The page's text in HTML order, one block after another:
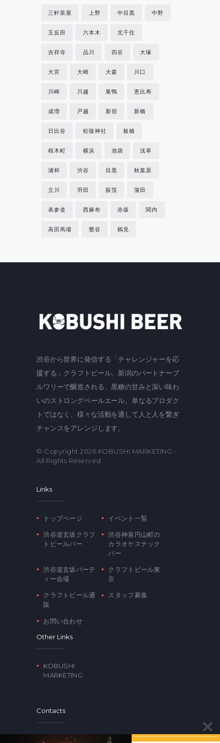
三軒茶屋 上野 中目黒 中野
五反田 六本木 北千住
吉祥寺 品川 四谷 大塚
大宮 大崎 大森 川口
川崎 川越 巣鴨 恵比寿
成増 戸越 新宿 新橋
日比谷 松陰神社 板橋
桜木町 横浜 池袋 浅草
浦和 渋谷 目黒 秋葉原
立川 羽田 荻窪 蒲田
表参道 西麻布 赤坂 関内
高田馬場 鶯谷 鶴見
渋谷から世界に発信する「チャレンジャーを応
援する」クラフトビール。新潟のパートナーブ
ルワリーで醸造される、黒糖の甘みと深い味わ
いのストロングペールエール。単なるプロダク
トではなく、様々な活動を通して人と人を繋ぎ
チャンスをアレンジします。
© Copyright 2026 KOBUSHI MARKETING -
All Rights Reserved
Links
トップページ イベント一覧
渋谷道玄坂クラフ
トビールバー
渋谷神泉円山町の
カラオケスナック
バー
渋谷道玄坂パーテ
ィー会場
クラフトビール東
京
クラフトビール通
販
スタッフ募集
お問い合わせ
Other Links
KOBUSHI
MARKETING
Contacts
〒150-0043 東京都渋谷区道玄坂2-17-2 トップ美奄